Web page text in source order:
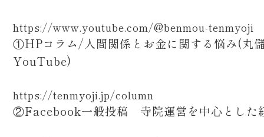
https://www.youtube.com/@benmou-tenmyoji
①HPコラム/人間関係とお金に関する悩み(丸
YouTube)
https://tenmyoji.jp/column
②Facebook一般投稿 寺院運営を中心とした